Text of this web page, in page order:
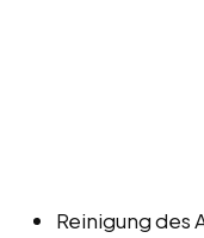
Reinigung des